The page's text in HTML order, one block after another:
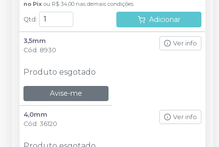
no Pix ou R$ 34,00 nas demais condições
Qtd : Adicionar
3,5mm
Cód. 8930
Ver info
Produto esgotado
Avise-me
4,0mm
Cód. 36120
Ver info